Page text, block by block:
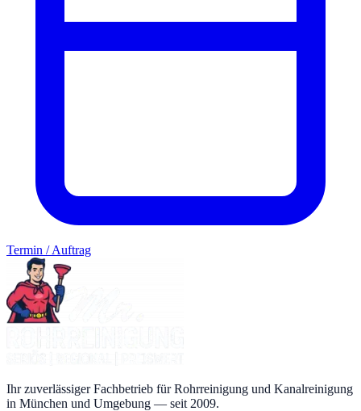
Termin / Auftrag
Ihr zuverlässiger Fachbetrieb für Rohrreinigung und Kanalreinigung
in München und Umgebung — seit 2009.